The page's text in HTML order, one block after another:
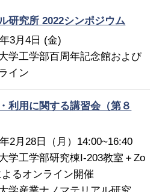
研究所 2022シンポジウム
3月4日 (金)
学工学部百周年記念館および
イン
利用に関する講習会（第８
2月28日（月）14:00~16:40
学工学部研究棟I-203教室＋Zo
るオンライン開催